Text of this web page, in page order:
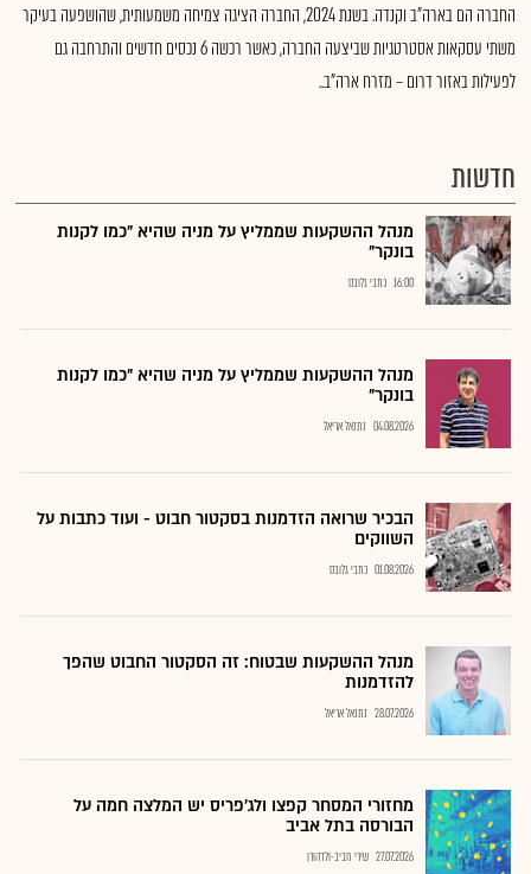
החברה הם בארה"ב וקנדה. בשנת 2024, החברה הציגה צמיחה משמעותית, שהושפעה בעיקר
משתי עסקאות אסטרטגיות שביצעה החברה, כאשר רכשה 6 נכסים חדשים והתרחבה גם
לפעילות באזור דרום – מזרח ארה"ב..
חדשות
מנהל ההשקעות שממליץ על מניה שהיא "כמו לקנות
בונקר"
16:00 כתבי גלובס
מנהל ההשקעות שממליץ על מניה שהיא "כמו לקנות
בונקר"
04.08.2026 נתנאל אריאל
הבכיר שרואה הזדמנות בסקטור חבוט - ועוד כתבות על
השווקים
01.08.2026 כתבי גלובס
מנהל ההשקעות שבטוח: זה הסקטור החבוט שהפך
להזדמנות
28.07.2026 נתנאל אריאל
מחזורי המסחר קפצו ולג'פריס יש המלצה חמה על
הבורסה בתל אביב
27.07.2026 שירי חביב-ולדהורן